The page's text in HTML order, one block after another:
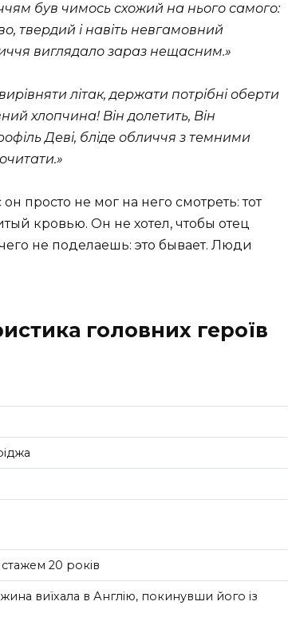
був чимось схожий на нього самого:
твердий i навiть невгамовний
виглядало зараз нещасним.»
лiтак, держати потрiбнi оберти
хлопчина! Вiн долетить, Вiн
Девi, блiде обличчя з темними
просто не мог на него смотреть: тот
кровью. Он не хотел, чтобы отец
не поделаешь: это бывает. Люди
головних героїв
20 років
виїхала в Англію, покинувши його із